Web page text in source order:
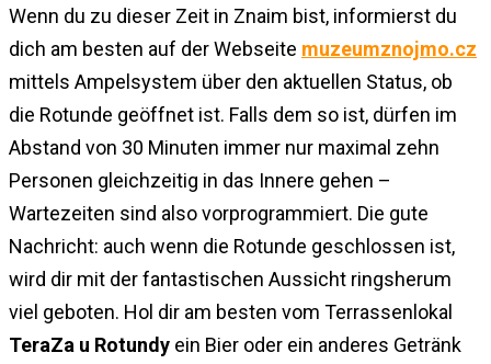
Wenn du zu dieser Zeit in Znaim bist, informierst du
dich am besten auf der Webseite muzeumznojmo.cz
mittels Ampelsystem über den aktuellen Status, ob
die Rotunde geöffnet ist. Falls dem so ist, dürfen im
Abstand von 30 Minuten immer nur maximal zehn
Personen gleichzeitig in das Innere gehen –
Wartezeiten sind also vorprogrammiert. Die gute
Nachricht: auch wenn die Rotunde geschlossen ist,
wird dir mit der fantastischen Aussicht ringsherum
viel geboten. Hol dir am besten vom Terrassenlokal
TeraZa u Rotundy ein Bier oder ein anderes Getränk